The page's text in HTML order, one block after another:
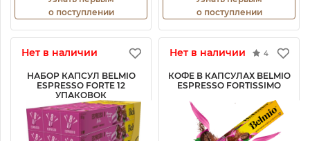
о поступлении
о поступлении
Нет в наличии
НАБОР КАПСУЛ BELMIO
ESPRESSO FORTE 12
УПАКОВОК
Нет в наличии 4
КОФЕ В КАПСУЛАХ BELMIO
ESPRESSO FORTISSIMO